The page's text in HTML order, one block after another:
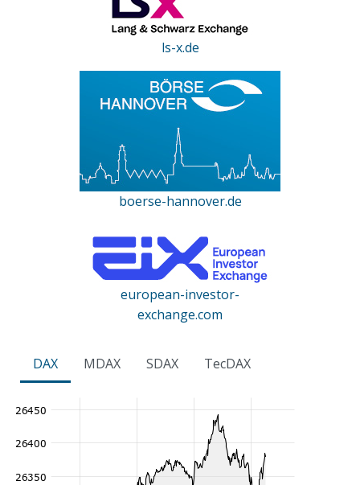
ls-x.de
boerse-hannover.de
european-investor-
exchange.com
DAX MDAX SDAX TecDAX